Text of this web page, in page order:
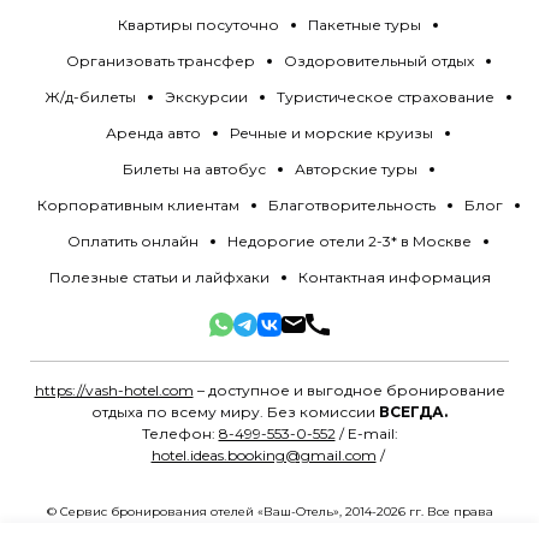
Квартиры посуточно
Пакетные туры
Организовать трансфер
Оздоровительный отдых
Ж/д-билеты
Экскурсии
Туристическое страхование
Аренда авто
Речные и морские круизы
Билеты на автобус
Авторские туры
Корпоративным клиентам
Благотворительность
Блог
Оплатить онлайн
Недорогие отели 2-3* в Москве
Полезные статьи и лайфхаки
Контактная информация
https://vash-hotel.com – доступное и выгодное бронирование
отдыха по всему миру. Без комиссии ВСЕГДА.
Телефон: 8-499-553-0-552/ E-mail:
hotel.ideas.booking@gmail.com /
© Сервис бронирования отелей «Ваш-Отель», 2014-2026 гг. Все права